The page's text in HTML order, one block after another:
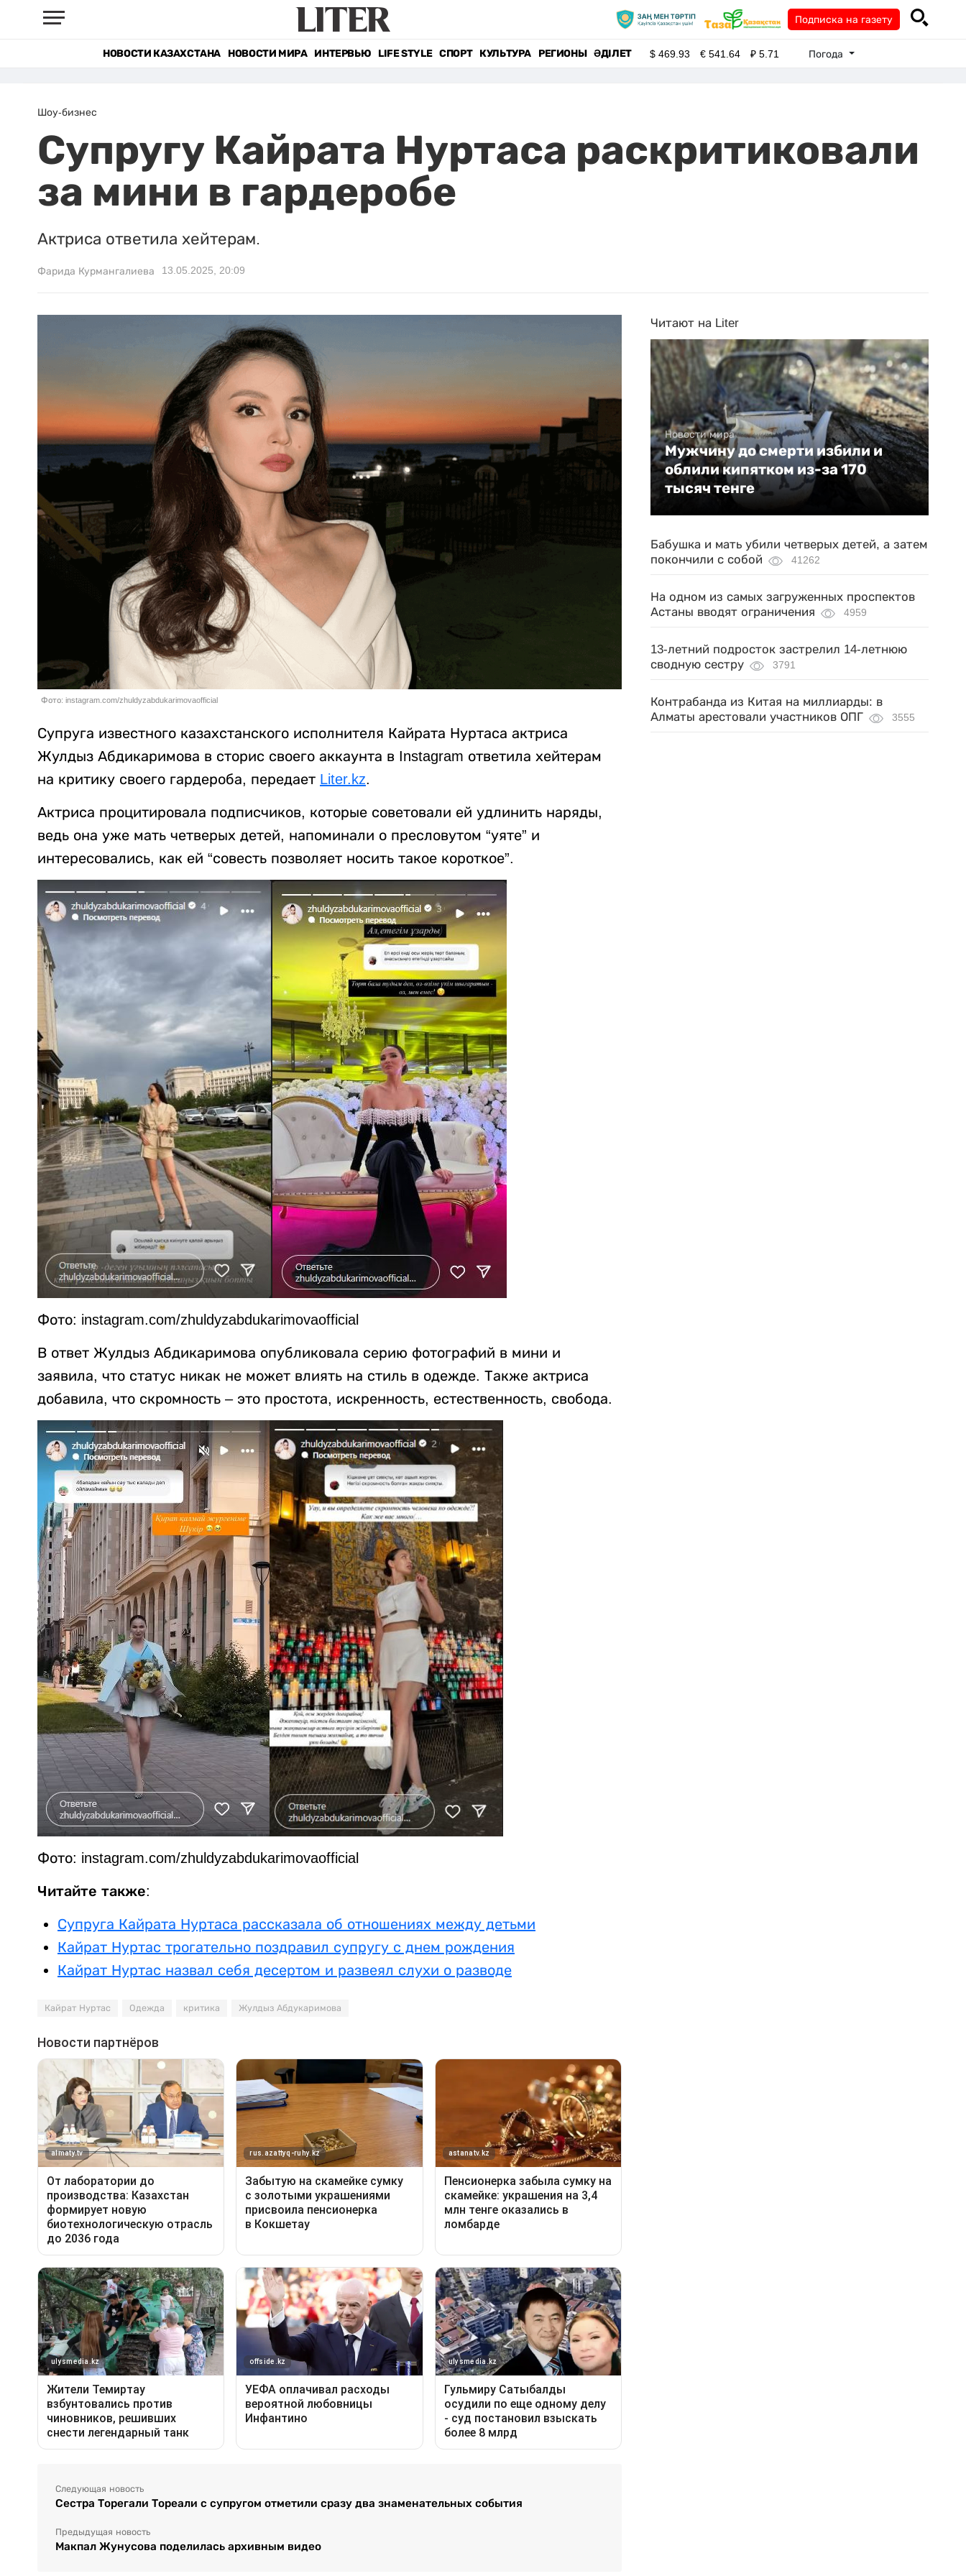
Подписка на газету
НОВОСТИ КАЗАХСТАНА НОВОСТИ МИРА ИНТЕРВЬЮ LIFE STYLE СПОРТ КУЛЬТУРА РЕГИОНЫ ӘДІЛЕТ $469.93 €541.64 ₽5.71 Погода
Шоу-бизнес
Супругу Кайрата Нуртаса раскритиковали
за мини в гардеробе
Актриса ответила хейтерам.
Фарида Курмангалиева 13.05.2025, 20:09
Фото: instagram.com/zhuldyzabdukarimovaofficial
Супруга известного казахстанского исполнителя Кайрата Нуртаса актриса
Жулдыз Абдикаримова в сторис своего аккаунта в Instagram ответила хейтерам
на критику своего гардероба, передает Liter.kz.
Актриса процитировала подписчиков, которые советовали ей удлинить наряды,
ведь она уже мать четверых детей, напоминали о пресловутом “уяте” и
интересовались, как ей “совесть позволяет носить такое короткое”.
Фото: instagram.com/zhuldyzabdukarimovaofficial
В ответ Жулдыз Абдикаримова опубликовала серию фотографий в мини и
заявила, что статус никак не может влиять на стиль в одежде. Также актриса
добавила, что скромность – это простота, искренность, естественность, свобода.
Фото: instagram.com/zhuldyzabdukarimovaofficial
Читайте также:
Супруга Кайрата Нуртаса рассказала об отношениях между детьми
Кайрат Нуртас трогательно поздравил супругу с днем рождения
Кайрат Нуртас назвал себя десертом и развеял слухи о разводе
Кайрат Нуртас Одежда критика Жулдыз Абдукаримова
Следующая новость
Сестра Торегали Тореали с супругом отметили сразу два знаменательных события
Предыдущая новость
Макпал Жунусова поделилась архивным видео
Читают на Liter
Новости мира
Мужчину до смерти избили и
облили кипятком из-за 170
тысяч тенге
Бабушка и мать убили четверых детей, а затем
покончили с собой
41262
На одном из самых загруженных проспектов
Астаны вводят ограничения
4959
13-летний подросток застрелил 14-летнюю
сводную сестру
3791
Контрабанда из Китая на миллиарды: в
Алматы арестовали участников ОПГ
3555